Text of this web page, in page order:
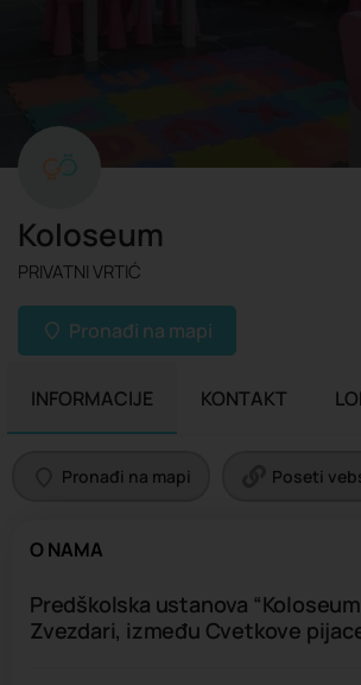
Koloseum
PRIVATNI VRTIĆ
Pronađi na mapi
INFORMACIJE KONTAKT
Pronađi na mapi Poseti
O NAMA
Predškolska ustanova
Zvezdari, između Cvetkove